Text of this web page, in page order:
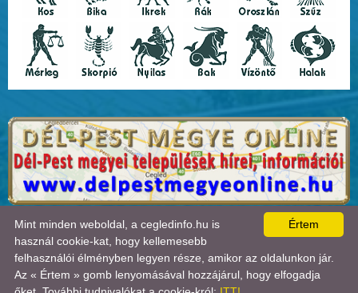
A lap0.017 másodperc alatt készült el. | Copyright 2026 © Cegledinfo
, design by:
ÍRJON NEKÜNK! |OLDALTÉRKÉP IMPRESSZUM
A látogatók száma 2018.11.11-től:22709549| Ebben a hónapban:
jelenleg: |Statisztika

Értem
Mint minden weboldal, a cegledinfo.hu is
használ cookie-kat, hogy kellemesebb
felhasználói élményben legyen része, amikor az oldalunkon jár.
Az « Értem » gomb lenyomásával hozzájárul, hogy elfogadja